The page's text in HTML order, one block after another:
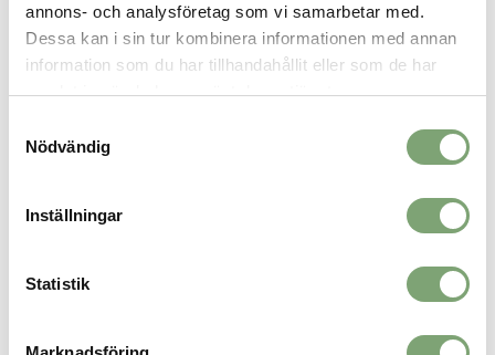
annons- och analysföretag som vi samarbetar med.
Dessa kan i sin tur kombinera informationen med annan
information som du har tillhandahållit eller som de har
samlat in när du har använt deras tjänster.
Nödvändig
Inställningar
Statistik
ALTERNATIVA FÄRGER
599 KR